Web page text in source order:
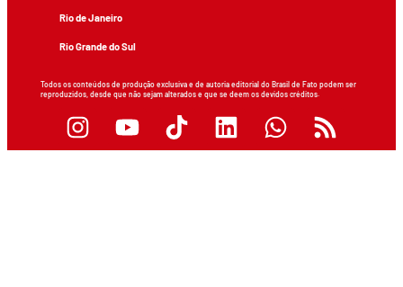
Rio de Janeiro
Rio Grande do Sul
Todos os conteúdos de produção exclusiva e de autoria editorial do Brasil de Fato podem ser
reproduzidos, desde que não sejam alterados e que se deem os devidos créditos.